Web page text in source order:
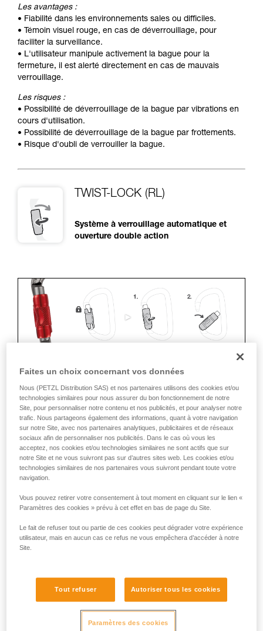
Les avantages :
• Fiabilité dans les environnements sales ou difficiles.
• Témoin visuel rouge, en cas de déverrouillage, pour
faciliter la surveillance.
• L'utilisateur manipule activement la bague pour la
fermeture, il est alerté directement en cas de mauvais
verrouillage.
Les risques :
• Possibilité de déverrouillage de la bague par vibrations en
cours d'utilisation.
• Possibilité de déverrouillage de la bague par frottements.
• Risque d'oubli de verrouiller la bague.
TWIST-LOCK (RL)
Système à verrouillage automatique et
ouverture double action
ERGONOMIE
Les avantages :
• Rapidité et facilité d'ouverture.
• Verrouillage automatique rapide.
Les moins :
• Déverrouillage de la bague à effectuer à chaque ouverture.
• Besoin des deux mains pour insérer un appareil dans le
Les avantages :
• Verrouillage automatique rapide.
• Possibilité de mauvais verrouillage au moment de la
fermeture du mousqueton (par exemple une sangle coincée
entre le bec et le doigt). L'utilisateur doit vérifier que son
mousqueton est bien fermé et verrouillé, même s'il utilise un
système à verrouillage automatique.
Faites un choix concernant vos données
Nous (PETZL Distribution SAS) et nos partenaires utilisons des cookies et/ou
technologies similaires pour nous assurer du bon fonctionnement de notre
Site, pour personnaliser notre contenu et nos publicités, et pour analyser notre
trafic. Nous partageons également des informations, quant à votre navigation
sur notre Site, avec nos partenaires analytiques, publicitaires et de réseaux
sociaux afin de personnaliser nos publicités. Dans le cas où vous les
acceptez, nos cookies et/ou technologies similaires ne sont actifs que sur
notre Site et ne vous suivront pas sur d’autres sites web. Les cookies et/ou
technologies similaires de nos partenaires vous suivront pendant toute votre
navigation.
Vous pouvez retirer votre consentement à tout moment en cliquant sur le lien «
Paramètres des cookies » prévu à cet effet en bas de page du Site.
Le fait de refuser tout ou partie de ces cookies peut dégrader votre expérience
utilisateur, mais en aucun cas ce refus ne vous empêchera d’accéder à notre
Site.
Tout refuser Autoriser tous les cookies
Paramètres des cookies